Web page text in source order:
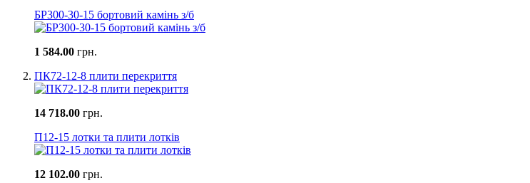
БР300-30-15 бортовий камінь з/б
1 584.00 грн.
ПК72-12-8 плити перекриття
14 718.00 грн.
П12-15 лотки та плити лотків
12 102.00 грн.